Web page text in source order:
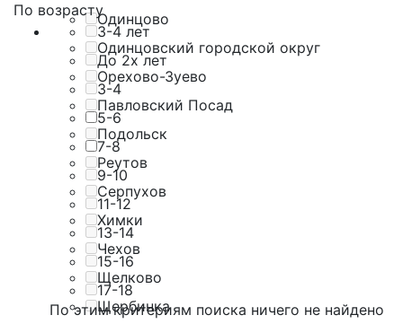
Одинцово
Одинцовский городской округ
Орехово-Зуево
Павловский Посад
Подольск
Реутов
Серпухов
Химки
Чехов
Щелково
Щербинка
По возрасту
3-4 лет
До 2х лет
3-4
5-6
7-8
9-10
11-12
13-14
15-16
17-18
По этим критериям поиска ничего не найдено